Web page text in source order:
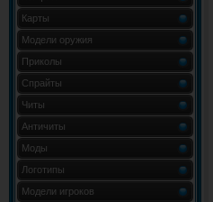
Карты
Модели оружия
Приколы
Спрайты
Читы
Античиты
Моды
Логотипы
Модели игроков